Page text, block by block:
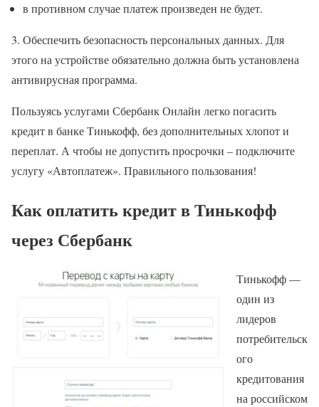
в противном случае платеж произведен не будет.
3. Обеспечить безопасность персональных данных. Для
этого на устройстве обязательно должна быть установлена
антивирусная программа.
Пользуясь услугами Сбербанк Онлайн легко погасить
кредит в банке Тинькофф, без дополнительных хлопот и
переплат. А чтобы не допустить просрочки – подключите
услугу «Автоплатеж». Правильного пользования!
Как оплатить кредит в Тинькофф
через Сбербанк
Тинькофф —
один из
лидеров
потребительск
ого
кредитования
на российском